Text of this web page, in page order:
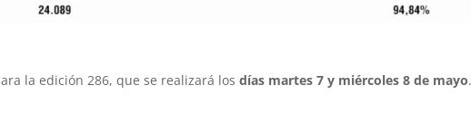
la edición 286, que se realizará losdías martes 7 y miércoles 8 de mayo